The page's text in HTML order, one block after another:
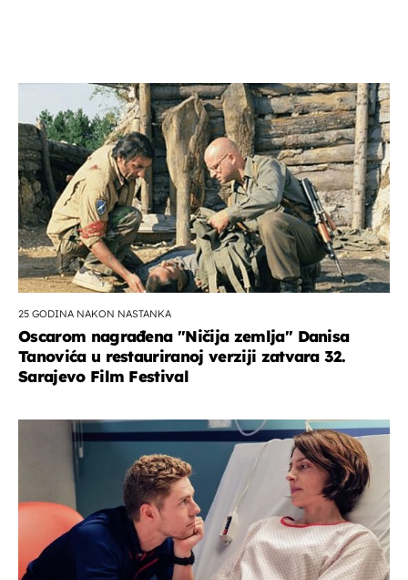
25 GODINA NAKON NASTANKA
Oscarom nagrađena ''Ničija zemlja'' Danisa
Tanovića u restauriranoj verziji zatvara 32.
Sarajevo Film Festival